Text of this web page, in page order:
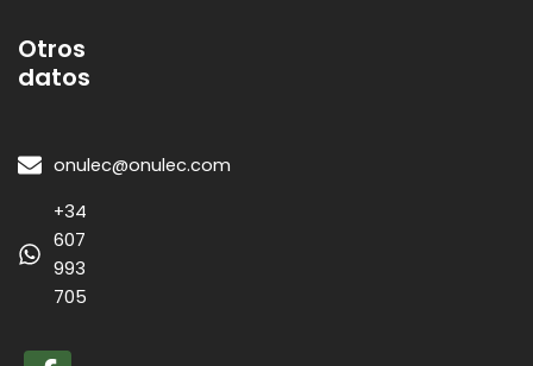
Otros
datos
onulec@onulec.com
+34
607
993
705